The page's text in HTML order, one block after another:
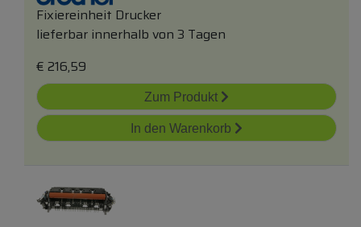
Fixiereinheit Drucker
lieferbar innerhalb von 3 Tagen
€ 216,59
Zum Produkt
In den Warenkorb